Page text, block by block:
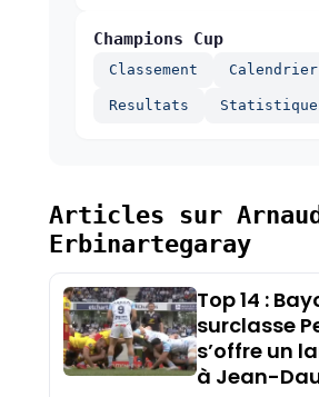
Champions Cup
Classement Calendrier
Resultats
Articles sur Arnaud
Erbinartegaray
Top 14 :
surclasse
s’offre un
à Jean-